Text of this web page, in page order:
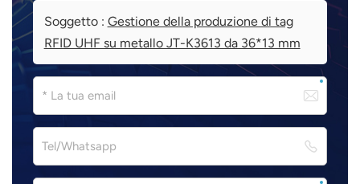
Soggetto : Gestione della produzione di tag
RFID UHF su metallo JT-K3613 da 36*13 mm